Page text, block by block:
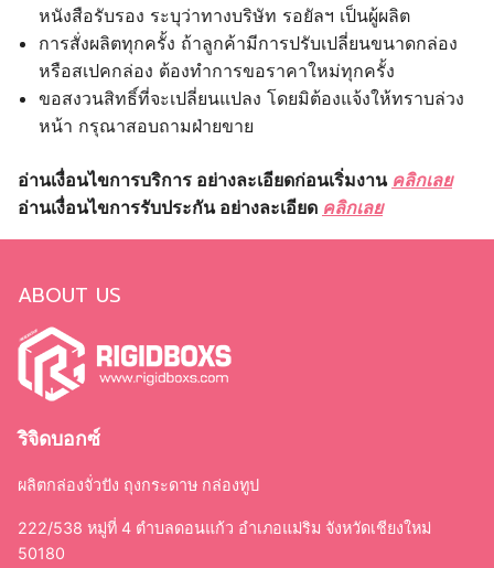
หนังสือรับรอง ระบุว่าทางบริษัท รอยัลฯ เป็นผู้ผลิต
การสั่งผลิตทุกครั้ง ถ้าลูกค้ามีการปรับเปลี่ยนขนาดกล่อง
หรือสเปคกล่อง ต้องทำการขอราคาใหม่ทุกครั้ง
ขอสงวนสิทธิ์ที่จะเปลี่ยนแปลง โดยมิต้องแจ้งให้ทราบล่วง
หน้า กรุณาสอบถามฝ่ายขาย
อ่านเงื่อนไขการบริการ อย่างละเอียดก่อนเริ่มงาน คลิกเลย
อ่านเงื่อนไขการรับประกัน อย่างละเอียด คลิกเลย
ABOUT US
ริจิดบอกซ์
ผลิตกล่องจั่วปัง ถุงกระดาษ กล่องทูป
222/538 หมู่ที่ 4 ตำบลดอนแก้ว อำเภอแม่ริม จังหวัดเชียงใหม่
50180